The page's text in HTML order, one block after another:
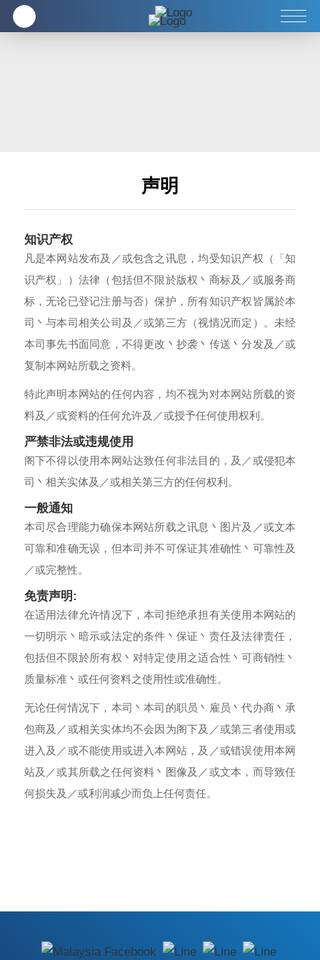
企业 全方位健康养生 客服中心
声明
知识产权
凡是本网站发布及／或包含之讯息，均受知识产权（「知
识产权」）法律（包括但不限於版权丶商标及／或服务商
标，无论已登记注册与否）保护，所有知识产权皆属於本
司丶与本司相关公司及／或第三方（视情况而定）。未经
本司事先书面同意，不得更改丶抄袭丶传送丶分发及／或
复制本网站所载之资料。
特此声明本网站的任何内容，均不视为对本网站所载的资
料及／或资料的任何允许及／或授予任何使用权利。
严禁非法或违规使用
阁下不得以使用本网站达致任何非法目的，及／或侵犯本
司丶相关实体及／或相关第三方的任何权利。
一般通知
本司尽合理能力确保本网站所载之讯息丶图片及／或文本
可靠和准确无误，但本司并不可保证其准确性丶可靠性及
／或完整性。
免责声明:
在适用法律允许情况下，本司拒绝承担有关使用本网站的
一切明示丶暗示或法定的条件丶保证丶责任及法律责任，
包括但不限於所有权丶对特定使用之适合性丶可商销性丶
质量标准丶或任何资料之使用性或准确性。
无论任何情况下，本司丶本司的职员丶雇员丶代办商丶承
包商及／或相关实体均不会因为阁下及／或第三者使用或
进入及／或不能使用或进入本网站，及／或错误使用本网
站及／或其所载之任何资料丶图像及／或文本，而导致任
何损失及／或利润减少而负上任何责任。